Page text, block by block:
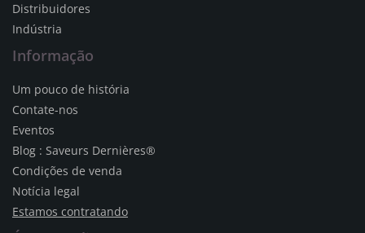
Distribuidores
Indústria
Informação
Um pouco de história
Contate-nos
Eventos
Blog : Saveurs Dernières®
Condições de venda
Notícia legal
Estamos contratando